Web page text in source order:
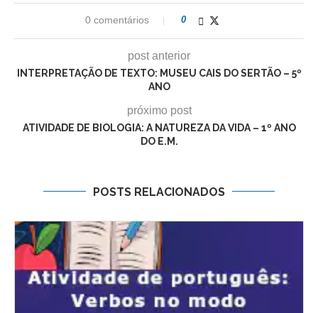
0 comentários 0
post anterior
INTERPRETAÇÃO DE TEXTO: MUSEU CAIS DO SERTÃO – 5º
ANO
próximo post
ATIVIDADE DE BIOLOGIA: A NATUREZA DA VIDA – 1º ANO
DO E.M.
POSTS RELACIONADOS